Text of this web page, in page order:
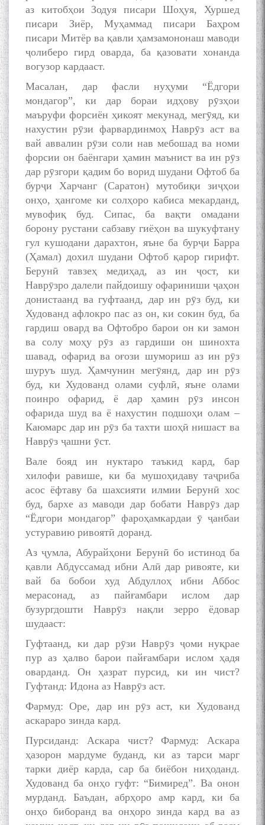
аз китобҳои Зодуя писари Шоҳуя, Хуршед
писари Зиёр, Муҳаммад писари Баҳром
писари Митёр ва қавли ҳамзамононаш маводи
ҷолиберо гирд оварда, ба қазовати хонанда
вогузор кардааст.
Масалан, дар фасли нуҳуми “Ёдгори
мондагор”, ки дар бораи идҳову рӯзҳои
маъруфи форсиён ҳикоят мекунад, мегӯяд, ки
нахустин рӯзи фарвардинмоҳ Наврӯз аст ва
вай аввалин рӯзи соли нав мебошад ва номи
форсии он баёнгари ҳамин маънист ва ин рӯз
дар рӯзгори қадим бо ворид шудани Офтоб ба
бурҷи Харчанг (Саратон) мутобиқи зиҷҳои
онҳо, ҳангоме ки солҳоро кабиса мекарданд,
мувофиқ буд. Сипас, ба вақти омадани
борону рустани сабзаву гиёҳон ва шукуфтану
гул кушодани дарахтон, яъне ба бурҷи Барра
(Ҳамал) дохил шудани Офтоб қарор гирифт.
Берунӣ тавзеҳ медиҳад, аз ин ҷост, ки
Наврӯзро далели пайдоишу офариниши ҷаҳон
донистаанд ва гуфтаанд, дар ин рӯз буд, ки
Худованд афлокро пас аз он, ки сокин буд, ба
гардиш овард ва Офтобро барои он ки замон
ва солу моҳу рӯз аз гардиши он шинохта
шавад, офарид ва оғози шумориш аз ин рӯз
шуруъ шуд. Ҳамчунин мегӯянд, дар ин рӯз
буд, ки Худованд олами суфлӣ, яъне олами
поинро офарид, ё дар ҳамин рӯз инсон
офарида шуд ва ё нахустин подшоҳи олам –
Каюмарс дар ин рӯз ба тахти шоҳӣ нишаст ва
Наврӯз ҷашни ӯст.
Вале бояд ин нуктаро таъкид кард, бар
хилофи равише, ки ба мушоҳидаву таҷриба
асос ёфтаву ба шахсияти илмии Берунӣ хос
буд, бархе аз маводи дар бобати Наврӯз дар
“Ёдгори мондагор” фароҳамкардаи ӯ ҷанбаи
устуравию ривоятӣ доранд.
Аз ҷумла, Абурайҳони Берунӣ бо истинод ба
қавли Абдуссамад ибни Алӣ дар ривояте, ки
вай ба бобои худ Абдуллоҳ ибни Аббос
мерасонад, аз пайғамбари ислом дар
бузургдошти Наврӯз нақли зерро ёдовар
шудааст:
Гуфтаанд, ки дар рӯзи Наврӯз ҷоми нуқрае
пур аз ҳалво барои пайғамбари ислом ҳадя
оварданд. Он ҳазрат пурсид, ки ин чист?
Гуфтанд: Идона аз Наврӯз аст.
Фармуд: Оре, дар ин рӯз аст, ки Худованд
аскараро зинда кард.
Пурсиданд: Аскара чист? Фармуд: Аскара
ҳазорон мардуме буданд, ки аз тарси марг
тарки диёр карда, сар ба биёбон ниҳоданд.
Худованд ба онҳо гуфт: “Бимиред”. Ва онон
мурданд. Баъдан, абрҳоро амр кард, ки ба
онҳо биборанд ва онҳоро зинда кард ва аз